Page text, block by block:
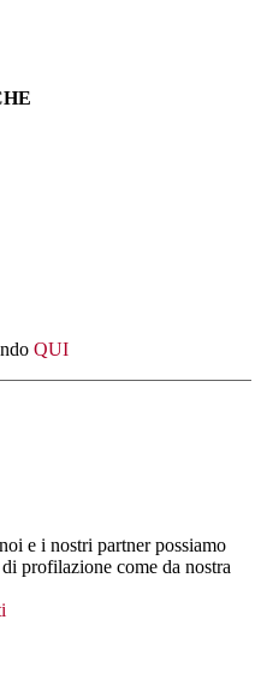
QUI
e i nostri partner possiamo
profilazione come da nostra